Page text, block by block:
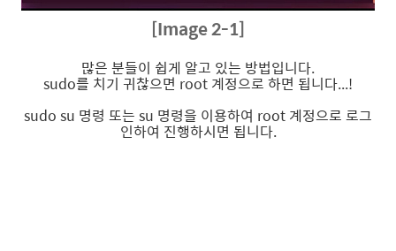
[Image 2-1]
많은 분들이 쉽게 알고 있는 방법입니다.
sudo를 치기 귀찮으면 root 계정으로 하면 됩니다...!
sudo su 명령 또는 su 명령을 이용하여 root 계정으로 로그
인하여 진행하시면 됩니다.